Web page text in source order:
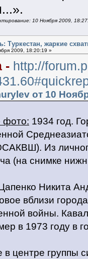
10 Ноября 2009,
Туркестан, жаркие
2009, 18:20:19 »
- http://
от 10
фото: 1934 год.
Из
(на снимке
Никита
вблизи
войны.
в 1973 году в
в центре группы